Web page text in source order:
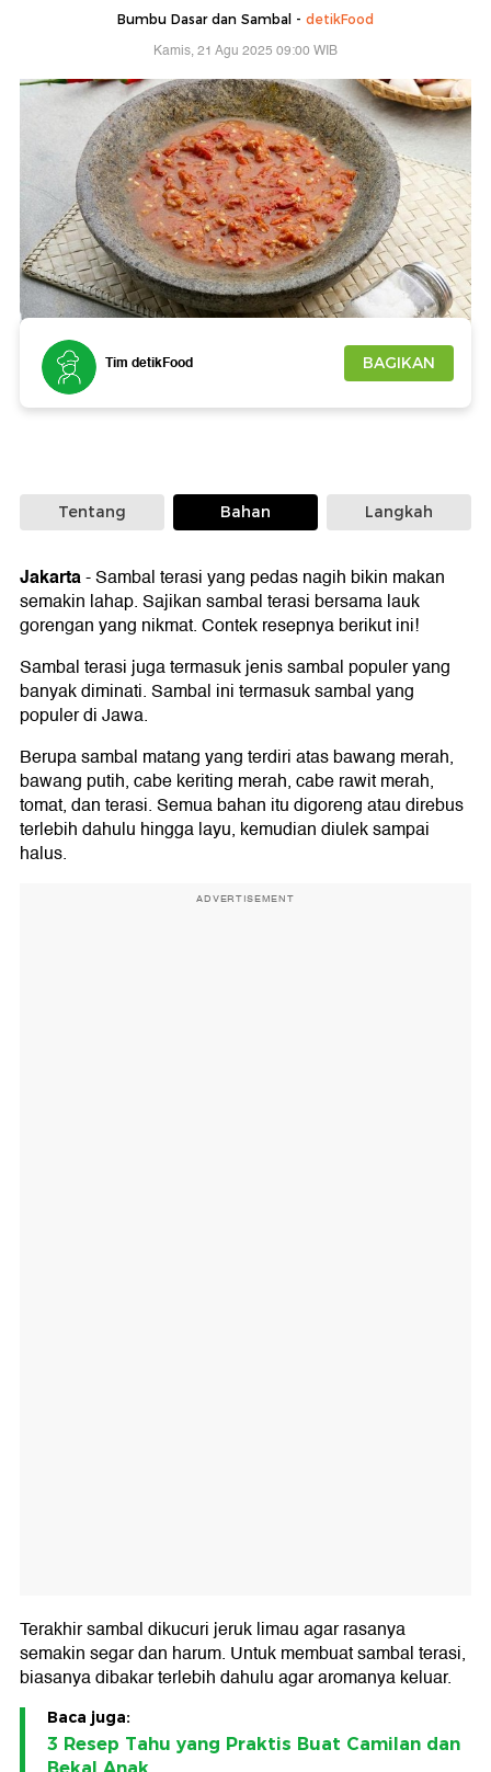
Bumbu Dasar dan Sambal - detikFood
Kamis, 21 Agu 2025 09:00 WIB
Foto: Getty Images/Tyas Indayanti
Tim detikFood BAGIKAN
Tentang Bahan Langkah
Jakarta-Sambal terasi yang pedas nagih bikin makan
semakin lahap. Sajikan sambal terasi bersama lauk
gorengan yang nikmat. Contek resepnya berikut ini!
Sambal terasi juga termasuk jenis sambal populer yang
banyak diminati. Sambal ini termasuk sambal yang
populer di Jawa.
Berupa sambal matang yang terdiri atas bawang merah,
bawang putih, cabe keriting merah, cabe rawit merah,
tomat, dan terasi. Semua bahan itu digoreng atau direbus
terlebih dahulu hingga layu, kemudian diulek sampai
halus.
ADVERTISEMENT
Terakhir sambal dikucuri jeruk limau agar rasanya
semakin segar dan harum. Untuk membuat sambal terasi,
biasanya dibakar terlebih dahulu agar aromanya keluar.
Baca juga:
3 Resep Tahu yang Praktis Buat Camilan dan